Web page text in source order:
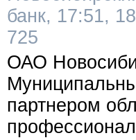
банк, 17:51,
725
ОАО
партнером